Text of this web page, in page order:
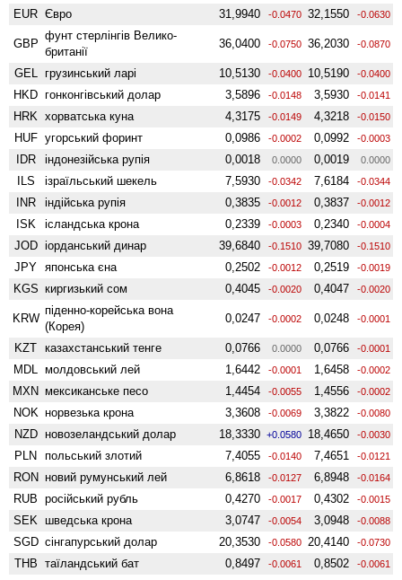
EUR Євро 31,9940 -0.0470 32,1550 -0.0630
GBP
фунт стерлінгів Велико­
британії
36,0400 -0.0750 36,2030 -0.0870
GEL грузинський ларі 10,5130 -0.0400 10,5190 -0.0400
HKD гонконгівський долар 3,5896 -0.0148 3,5930 -0.0141
HRK хорватська куна 4,3175 -0.0149 4,3218 -0.0150
HUF угорський форинт 0,0986 -0.0002 0,0992 -0.0003
IDR індонезійська рупія 0,0018 0.0000 0,0019 0.0000
ILS ізраїльський шекель 7,5930 -0.0342 7,6184 -0.0344
INR індійська рупія 0,3835 -0.0012 0,3837 -0.0012
ISK ісландська крона 0,2339 -0.0003 0,2340 -0.0004
JOD іорданський динар 39,6840 -0.1510 39,7080 -0.1510
JPY японська єна 0,2502 -0.0012 0,2519 -0.0019
KGS киргизький сом 0,4045 -0.0020 0,4047 -0.0020
KRW
піденно-корейська вона
(Корея)
0,0247 -0.0002 0,0248 -0.0001
KZT казахстанський тенге 0,0766 0.0000 0,0766 -0.0001
MDL молдовський лей 1,6442 -0.0001 1,6458 -0.0002
MXN мексиканське песо 1,4454 -0.0055 1,4556 -0.0002
NOK норвезька крона 3,3608 -0.0069 3,3822 -0.0080
NZD ново­зеландський долар 18,3330 +0.0580 18,4650 -0.0030
PLN польський злотий 7,4055 -0.0140 7,4651 -0.0121
RON новий румунський лей 6,8618 -0.0127 6,8948 -0.0164
RUB російський рубль 0,4270 -0.0017 0,4302 -0.0015
SEK шведська крона 3,0747 -0.0054 3,0948 -0.0088
SGD сінгапурський долар 20,3530 -0.0580 20,4140 -0.0730
THB таїландський бат 0,8497 -0.0061 0,8502 -0.0061